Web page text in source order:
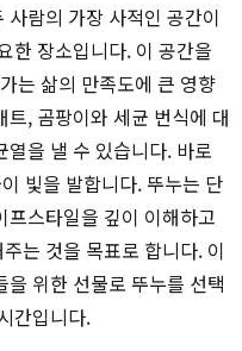
람의 가장 사적인 공간이
한 장소입니다. 이 공간을
는 삶의 만족도에 큰 영향
, 곰팡이와 세균 번식에 대
을 낼 수 있습니다. 바로
이 빛을 발합니다. 뚜누는 단
스타일을 깊이 이해하고
는 것을 목표로 합니다. 이
위한 선물로 뚜누를 선택
간입니다.